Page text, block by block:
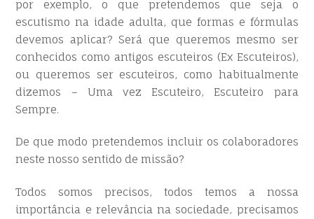
por exemplo, o que pretendemos que seja o
escutismo na idade adulta, que formas e fórmulas
devemos aplicar? Será que queremos mesmo ser
conhecidos como antigos escuteiros (Ex Escuteiros),
ou queremos ser escuteiros, como habitualmente
dizemos – Uma vez Escuteiro, Escuteiro para
Sempre.
De que modo pretendemos incluir os colaboradores
neste nosso sentido de missão?
Todos somos precisos, todos temos a nossa
importância e relevância na sociedade, precisamos